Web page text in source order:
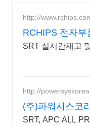
http://
RCHIPS 전자부
SRT 실시간재고
http://
(주)파워시스코
문 공급파트너
SRT, APC ALL